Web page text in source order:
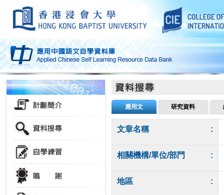
應用文 研究資料
文章名稱 :
相關機構/單位/部門 :
地區 :